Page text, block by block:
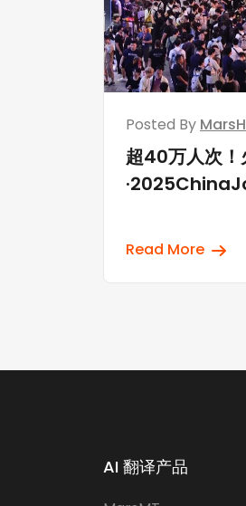
Posted By
超40万人次！
Read More
AI 翻译产品